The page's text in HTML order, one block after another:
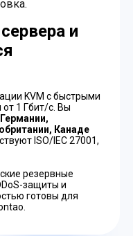
и
KVM с быстрыми
1 Гбит/с. Вы
Германии,
Канаде
ISO/IEC 27001,
резервные
защиты и
готовы для